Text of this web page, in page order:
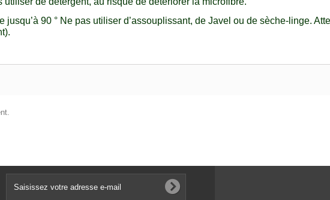
jusqu’à 90 ° Ne pas utiliser d’assouplissant, de Javel ou de sèche-linge.